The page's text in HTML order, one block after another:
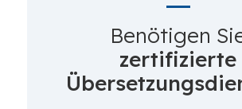
Benötigen
zertifizierte